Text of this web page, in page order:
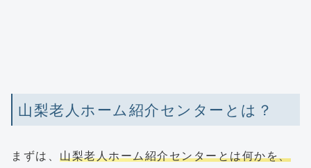
山梨老人ホーム紹介センターとは？
まずは、 山梨老人ホーム紹介センターとは何かを、